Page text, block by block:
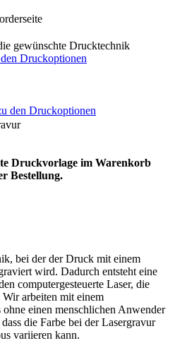
gewünschte Drucktechnik
Druckoptionen
den Druckoptionen
Druckvorlage im Warenkorb
Bestellung.
bei der der Druck mit einem
wird. Dadurch entsteht eine
computergesteuerte Laser, die
arbeiten mit einem
einen menschlichen Anwender
die Farbe bei der Lasergravur
variieren kann.